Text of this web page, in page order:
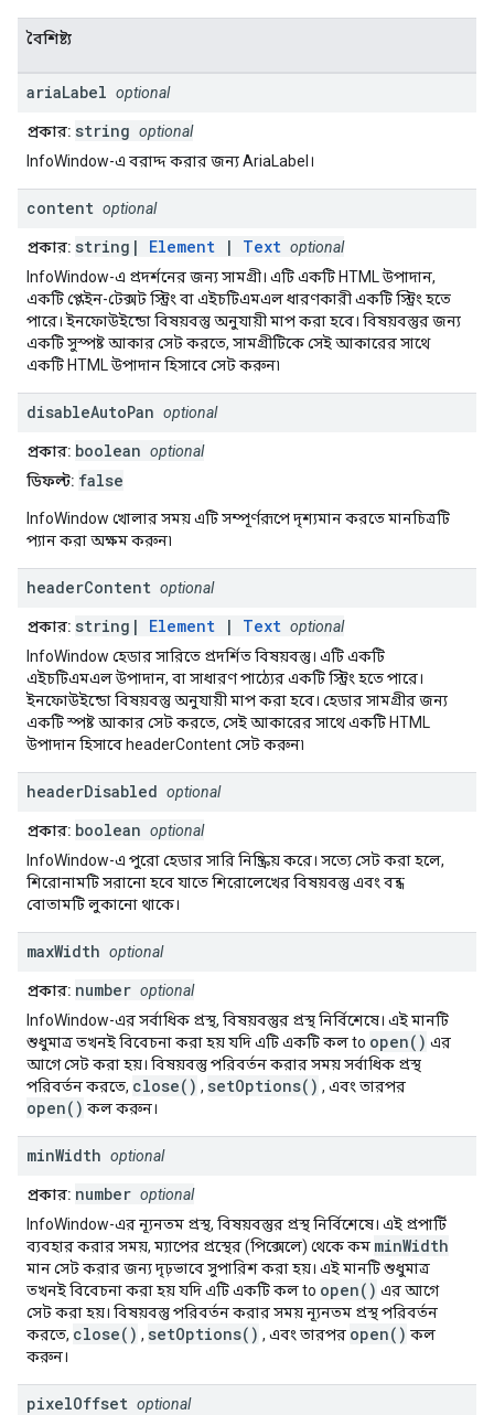
বৈশিষ্ট্য
ariaLabel optional
প্রকার: string optional
InfoWindow-এ বরাদ্দ করার জন্য AriaLabel।
content optional
প্রকার: string| Element | Text optional
InfoWindow-এ প্রদর্শনের জন্য সামগ্রী। এটি একটি HTML উপাদান,
একটি প্লেইন-টেক্সট স্ট্রিং বা এইচটিএমএল ধারণকারী একটি স্ট্রিং হতে
পারে। ইনফোউইন্ডো বিষয়বস্তু অনুযায়ী মাপ করা হবে। বিষয়বস্তুর জন্য
একটি সুস্পষ্ট আকার সেট করতে, সামগ্রীটিকে সেই আকারের সাথে
একটি HTML উপাদান হিসাবে সেট করুন৷
disableAutoPan optional
প্রকার: boolean optional
ডিফল্ট: false
InfoWindow খোলার সময় এটি সম্পূর্ণরূপে দৃশ্যমান করতে মানচিত্রটি
প্যান করা অক্ষম করুন৷
headerContent optional
প্রকার: string| Element | Text optional
InfoWindow হেডার সারিতে প্রদর্শিত বিষয়বস্তু। এটি একটি
এইচটিএমএল উপাদান, বা সাধারণ পাঠ্যের একটি স্ট্রিং হতে পারে।
ইনফোউইন্ডো বিষয়বস্তু অনুযায়ী মাপ করা হবে। হেডার সামগ্রীর জন্য
একটি স্পষ্ট আকার সেট করতে, সেই আকারের সাথে একটি HTML
উপাদান হিসাবে headerContent সেট করুন৷
headerDisabled optional
প্রকার: boolean optional
InfoWindow-এ পুরো হেডার সারি নিষ্ক্রিয় করে। সত্যে সেট করা হলে,
শিরোনামটি সরানো হবে যাতে শিরোলেখের বিষয়বস্তু এবং বন্ধ
বোতামটি লুকানো থাকে।
maxWidth optional
প্রকার: number optional
InfoWindow-এর সর্বাধিক প্রস্থ, বিষয়বস্তুর প্রস্থ নির্বিশেষে। এই মানটি
শুধুমাত্র তখনই বিবেচনা করা হয় যদি এটি একটি কল to open() এর
আগে সেট করা হয়। বিষয়বস্তু পরিবর্তন করার সময় সর্বাধিক প্রস্থ
পরিবর্তন করতে, close() , setOptions() , এবং তারপর
open() কল করুন।
minWidth optional
প্রকার: number optional
InfoWindow-এর ন্যূনতম প্রস্থ, বিষয়বস্তুর প্রস্থ নির্বিশেষে। এই প্রপার্টি
ব্যবহার করার সময়, ম্যাপের প্রস্থের (পিক্সেলে) থেকে কম minWidth
মান সেট করার জন্য দৃঢ়ভাবে সুপারিশ করা হয়। এই মানটি শুধুমাত্র
তখনই বিবেচনা করা হয় যদি এটি একটি কল to open() এর আগে
সেট করা হয়। বিষয়বস্তু পরিবর্তন করার সময় ন্যূনতম প্রস্থ পরিবর্তন
করতে, close() , setOptions() , এবং তারপর open() কল
করুন।
pixelOffset optional